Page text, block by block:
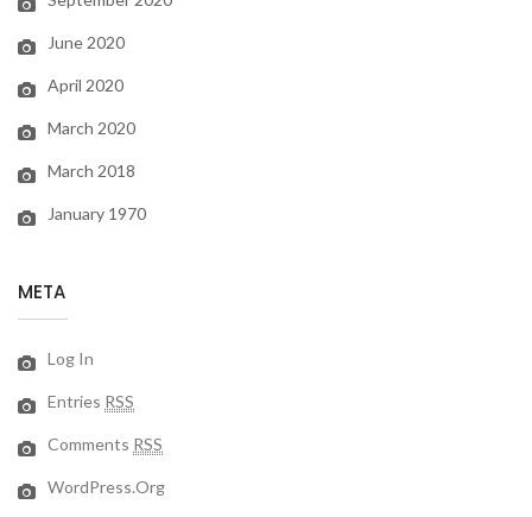
June 2020
April 2020
March 2020
March 2018
January 1970
META
Log In
Entries RSS
Comments RSS
WordPress.org